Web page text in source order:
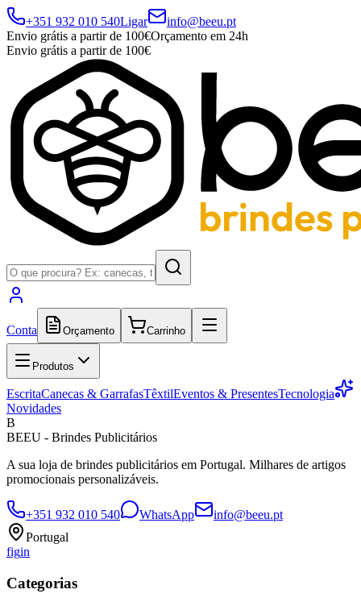
+351 932 010 540Ligar
info@beeu.pt
Envio grátis a partir de 100€Orçamento em 24h
Envio grátis a partir de 100€
Conta Orçamento Carrinho
Produtos
EscritaCanecas & GarrafasTêxtilEventos & PresentesTecnologia
Novidades
B
BEEU - Brindes Publicitários
A sua loja de brindes publicitários em Portugal. Milhares de artigos
promocionais personalizáveis.
+351 932 010 540 WhatsApp
info@beeu.pt
Portugal
figin
Categorias